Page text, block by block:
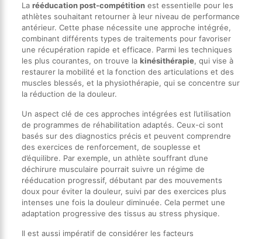
La rééducation post-compétitionest essentielle pour les
athlètes souhaitant retourner à leur niveau de performance
antérieur. Cette phase nécessite une approche intégrée,
combinant différents types de traitements pour favoriser
une récupération rapide et efficace. Parmi les techniques
les plus courantes, on trouve la kinésithérapie, qui vise à
restaurer la mobilité et la fonction des articulations et des
muscles blessés, et la physiothérapie, qui se concentre sur
la réduction de la douleur.
Un aspect clé de ces approches intégrées est l’utilisation
de programmes de réhabilitation adaptés. Ceux-ci sont
basés sur des diagnostics précis et peuvent comprendre
des exercices de renforcement, de souplesse et
d’équilibre. Par exemple, un athlète souffrant d’une
déchirure musculaire pourrait suivre un régime de
rééducation progressif, débutant par des mouvements
doux pour éviter la douleur, suivi par des exercices plus
intenses une fois la douleur diminuée. Cela permet une
adaptation progressive des tissus au stress physique.
Il est aussi impératif de considérer les facteurs